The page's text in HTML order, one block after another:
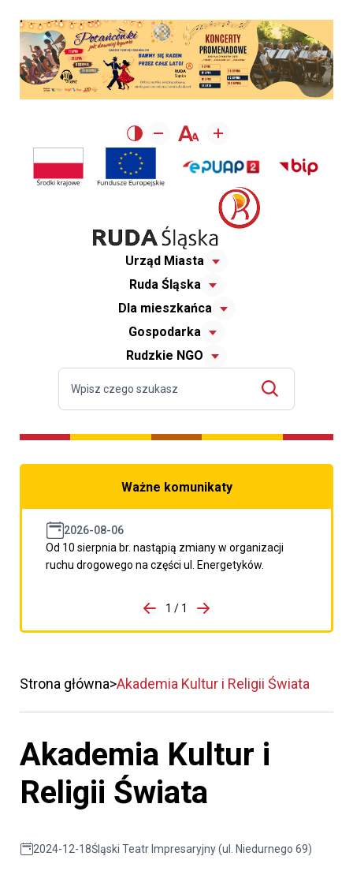
Urząd Miasta
Ruda Śląska
Dla mieszkańca
Gospodarka
Rudzkie NGO
Ważne komunikaty
2026-08-06
Od 10 sierpnia br. nastąpią zmiany w organizacji
ruchu drogowego na części ul. Energetyków.
porzpedniego komunikatu
1 / 1
Przejdź do następnego
Strona główna Akademia Kultur i Religii Świata
Akademia Kultur i
Religii Świata
2024-12-18Śląski Teatr Impresaryjny (ul. Niedurnego 69)